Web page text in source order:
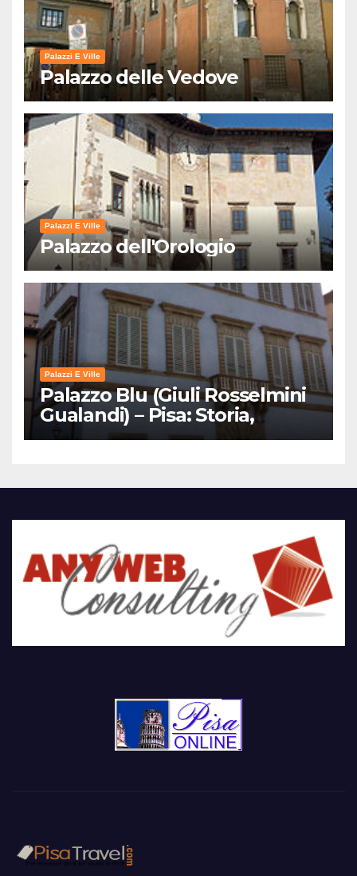
Palazzi E Ville
Palazzo delle Vedove
Palazzi E Ville
Palazzo dell'Orologio
Palazzi E Ville
Palazzo Blu (Giuli Rosselmini
Gualandi) – Pisa: Storia,
Mostre e Info Visita